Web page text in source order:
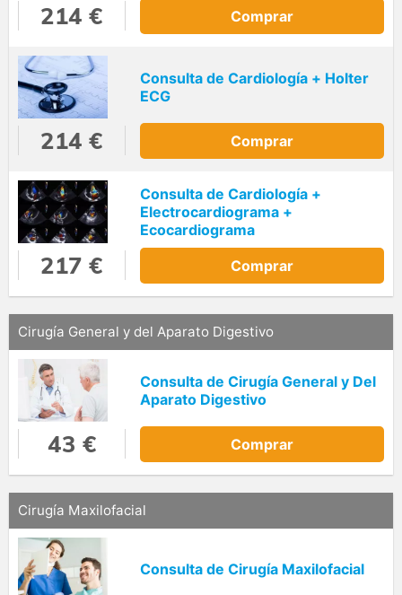
214 € Comprar
Consulta de Cardiología + Holter
ECG
214 € Comprar
Consulta de Cardiología +
Electrocardiograma +
Ecocardiograma
217 € Comprar
Cirugía General y del Aparato Digestivo
Consulta de Cirugía General y Del
Aparato Digestivo
43 € Comprar
Cirugía Maxilofacial
Consulta de Cirugía Maxilofacial